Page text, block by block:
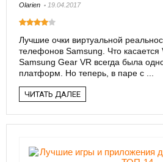
Olarien 19.04.2017
Лучшие очки виртуальной
телефонов Samsung. Что касается
Samsung Gear VR всегда была
платформ. Но теперь, в паре с ...
ЧИТАТЬ ДАЛЕЕ